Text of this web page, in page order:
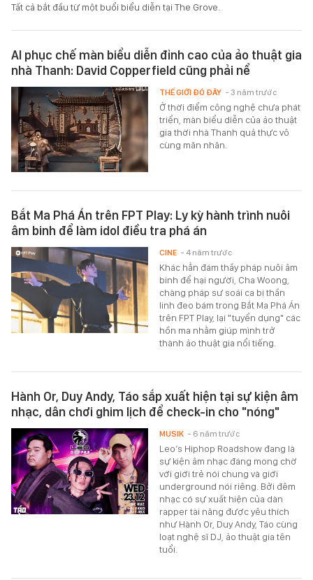
Tất cả bắt đầu từ một buổi biểu diễn tại The Grove.
AI phục chế màn biểu diễn đỉnh cao của ảo thuật gia
nhà Thanh: David Copperfield cũng phải nể
Ở thời điểm công nghệ chưa phát
triển, màn biểu diễn của ảo thuật
gia thời nhà Thanh quả thực vô
cùng mãn nhãn.
THẾ GIỚI ĐÓ ĐÂY - 3 năm trước
Bắt Ma Phá Án trên FPT Play: Ly kỳ hành trình nuôi
âm binh để làm idol điều tra phá án
Khác hẳn đám thầy pháp nuôi âm
binh để hại người, Cha Woong,
chàng pháp sư soái ca bị thần
linh đeo bám trong Bắt Ma Phá Án
trên FPT Play, lại "tuyển dụng" các
hồn ma nhằm giúp mình trở
thành ảo thuật gia nổi tiếng.
CINE - 4 năm trước
Hành Or, Duy Andy, Táo sắp xuất hiện tại sự kiện âm
nhạc, dân chơi ghim lịch để check-in cho "nóng"
Leo’s Hiphop Roadshow đang là
sự kiện âm nhạc đáng mong chờ
với giới trẻ nói chung và giới
underground nói riêng. Bởi đêm
nhạc có sự xuất hiện của dàn
rapper tài năng được yêu thích
như Hành Or, Duy Andy, Táo cùng
loạt nghệ sĩ DJ, ảo thuật gia tên
tuổi.
MUSIK - 6 năm trước